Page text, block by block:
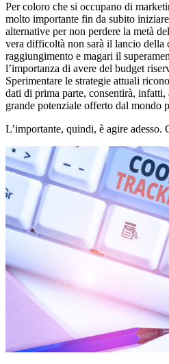
Per coloro che si occupano di
molto importante fin da subito
alternative per non perdere la metà
vera difficoltà non sarà il lancio della
raggiungimento e magari il
l’importanza di avere del budget
Sperimentare le strategie attuali
dati di prima parte, consentirà,
grande potenziale offerto dal mondo
L’importante, quindi, è agire adesso.